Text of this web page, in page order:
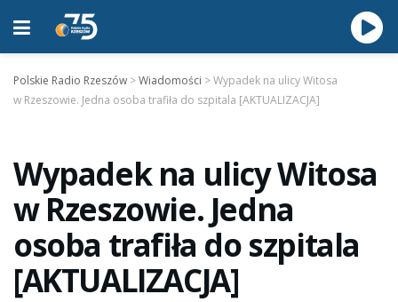
Polskie Radio Rzeszów >Wiadomości >Wypadek na ulicy Witosa
w Rzeszowie. Jedna osoba trafiła do szpitala [AKTUALIZACJA]
Wypadek na ulicy Witosa
w Rzeszowie. Jedna
osoba trafiła do szpitala
[AKTUALIZACJA]